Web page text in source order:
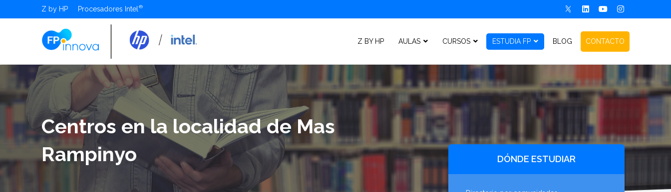
Z by HP Procesadores Intel
Z BY HP AULAS CURSOS ESTUDIA FP BLOG CONTACTO
Centros en la localidad de Mas
Rampinyo
DÓNDE ESTUDIAR